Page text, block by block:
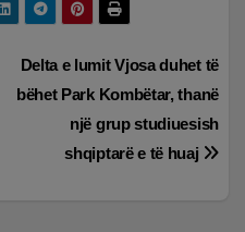
Delta e lumit Vjosa duhet të
bëhet Park Kombëtar, thanë
një grup studiuesish
shqiptarë e të huaj